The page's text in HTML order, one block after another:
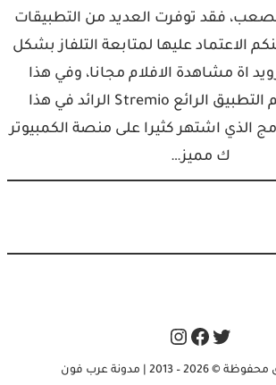
فقد توفرت العديد من التطبيقات
الاعتماد عليها لمتابعة التلفاز بشكل
اة مشاهدة الافلام مجانا، وفي هذا
الصدد نقدم لكم التطبيق الرائع Stremio الرائد في هذا
الذي اشتهر كثيرا على منصة الكمبيوتر
ك مميز…
Twitter
Facebook
Instagram
– 2013 | مدونة عرب فون